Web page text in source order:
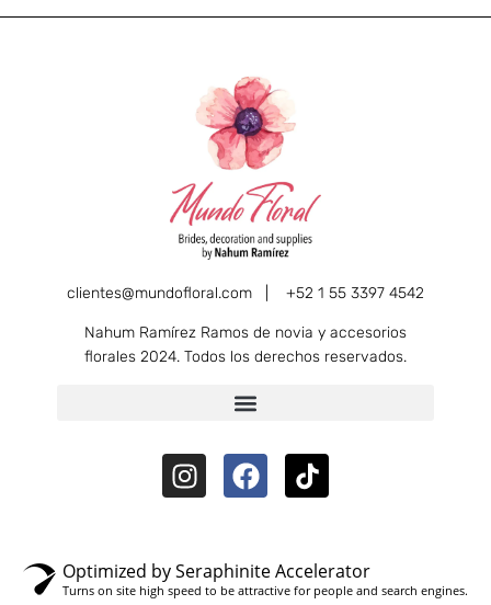
clientes@mundofloral.com | +52 1 55 3397 4542
Nahum Ramírez Ramos de novia y accesorios
florales 2024. Todos los derechos reservados.
Optimized by Seraphinite Accelerator
Turns on site high speed to be attractive for people and search engines.